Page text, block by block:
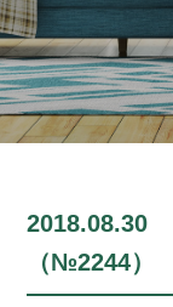
2018.08.30
（№2244）